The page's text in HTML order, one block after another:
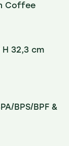
Coffee
H 32,3 cm
BPS/BPF &